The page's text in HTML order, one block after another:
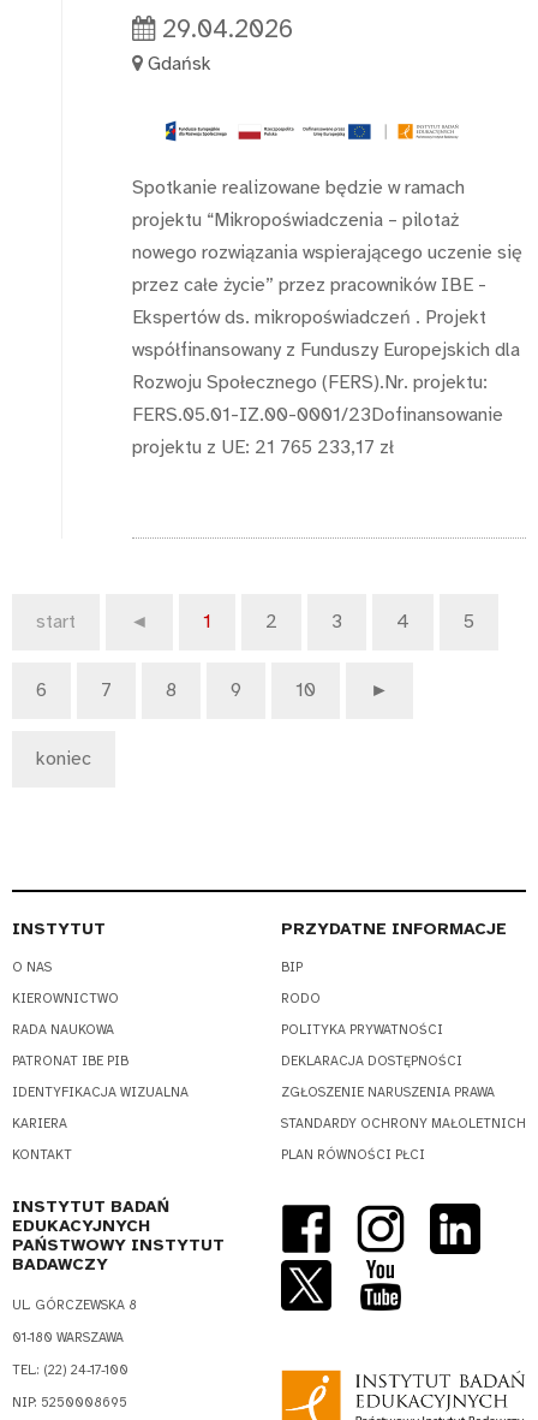
29.04.2026
Gdańsk
Spotkanie realizowane będzie w ramach
projektu “Mikropoświadczenia – pilotaż
nowego rozwiązania wspierającego uczenie się
przez całe życie” przez pracowników IBE -
Ekspertów ds. mikropoświadczeń . Projekt
współfinansowany z Funduszy Europejskich dla
Rozwoju Społecznego (FERS).Nr. projektu:
FERS.05.01-IZ.00-0001/23Dofinansowanie
projektu z UE: 21 765 233,17 zł
start ◄ 1 2 3 4 5
6 7 8 9 10 ►
koniec
INSTYTUT
O NAS
KIEROWNICTWO
RADA NAUKOWA
PATRONAT IBE PIB
IDENTYFIKACJA WIZUALNA
KARIERA
KONTAKT
PRZYDATNE INFORMACJE
BIP
RODO
POLITYKA PRYWATNOŚCI
DEKLARACJA DOSTĘPNOŚCI
ZGŁOSZENIE NARUSZENIA PRAWA
STANDARDY OCHRONY MAŁOLETNICH
PLAN RÓWNOŚCI PŁCI
INSTYTUT BADAŃ
EDUKACYJNYCH
PAŃSTWOWY INSTYTUT
BADAWCZY
UL. GÓRCZEWSKA 8
01-180 WARSZAWA
TEL.: (22) 24-17-100
NIP: 5250008695